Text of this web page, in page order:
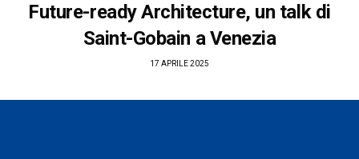
Future-ready Architecture, un talk di
Saint-Gobain a Venezia
17 APRILE 2025